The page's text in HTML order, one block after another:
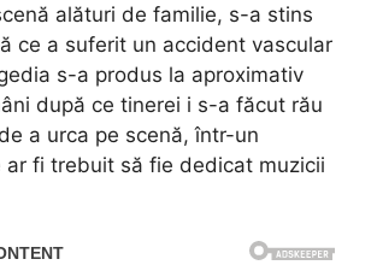
alături de familie, s-a stins
ce a suferit un accident vascular
s-a produs la aproximativ
după ce tinerei i s-a făcut rău
a urca pe scenă, într-un
ar fi trebuit să fie dedicat muzicii